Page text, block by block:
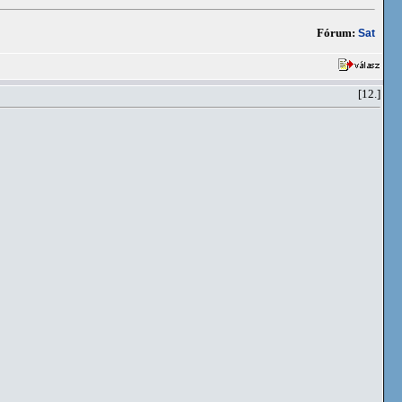
Fórum: Sat
[12.]